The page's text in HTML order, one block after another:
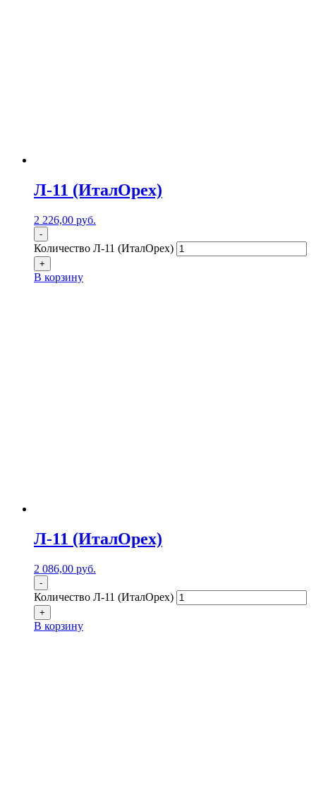
Л-11 (ИталОрех)
2 226,00 руб.
-
Количество Л-11 (ИталОрех)
+
В корзину
Л-11 (ИталОрех)
2 086,00 руб.
-
Количество Л-11 (ИталОрех)
+
В корзину